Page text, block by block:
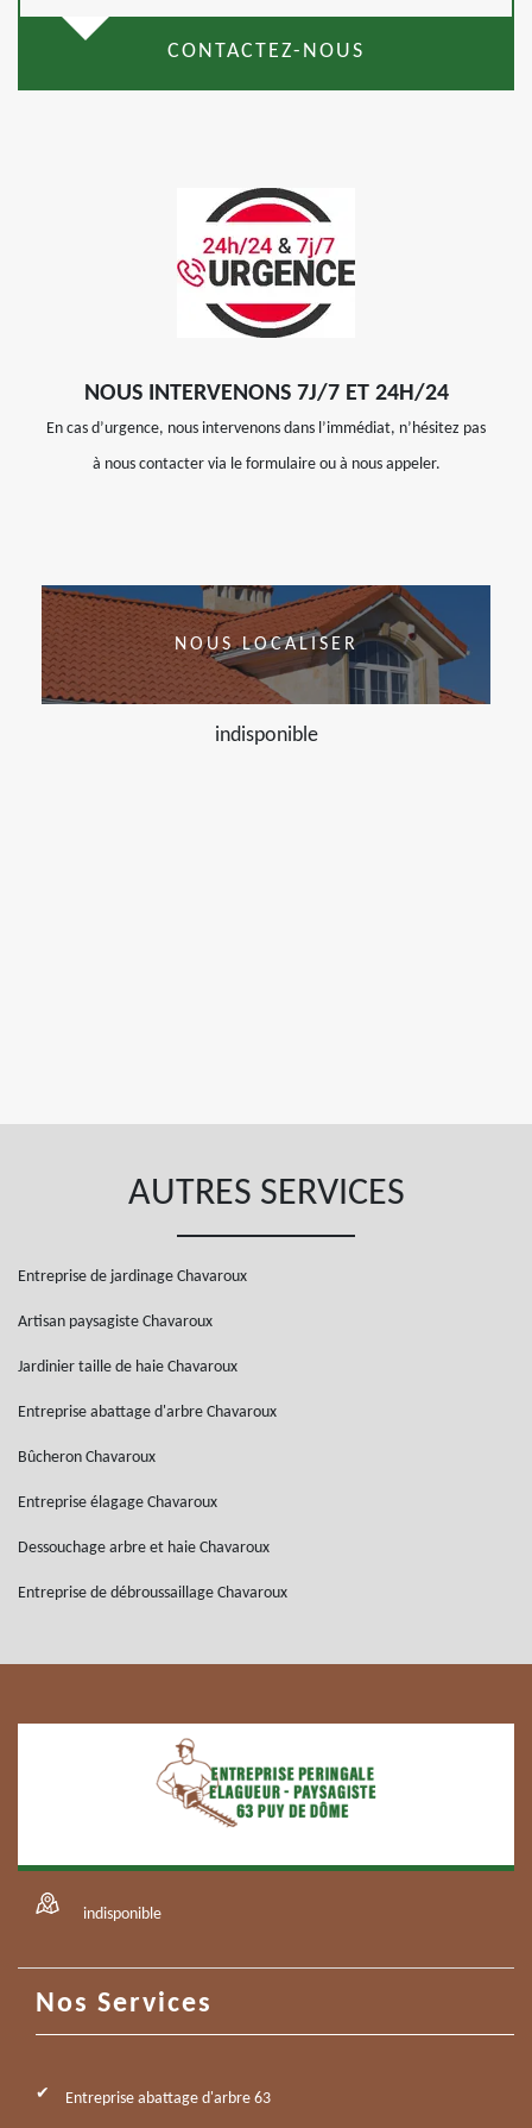
CONTACTEZ-NOUS
NOUS INTERVENONS 7J/7 ET 24H/24
En cas d’urgence, nous intervenons dans l’immédiat, n’hésitez pas
à nous contacter via le formulaire ou à nous appeler.
NOUS LOCALISER
indisponible
AUTRES SERVICES
Entreprise de jardinage Chavaroux
Artisan paysagiste Chavaroux
Jardinier taille de haie Chavaroux
Entreprise abattage d'arbre Chavaroux
Bûcheron Chavaroux
Entreprise élagage Chavaroux
Dessouchage arbre et haie Chavaroux
Entreprise de débroussaillage Chavaroux
indisponible
Nos Services
Entreprise abattage d'arbre 63